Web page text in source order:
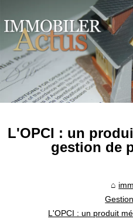
L'OPCI : un
gestion de
L'OPCI : un produit